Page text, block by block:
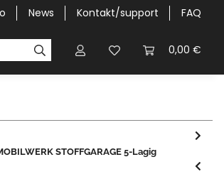
News Kontakt/support FAQ
0,00 €
Halbgaragen / Kapuzen nach
STOFFGARAGE 5-Lagig